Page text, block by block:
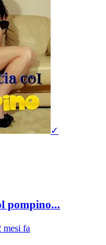
✓
pompino...
mesi fa